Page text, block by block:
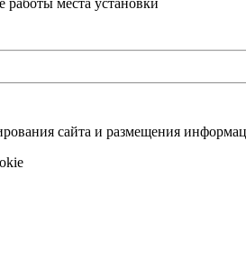
сайта и размещения